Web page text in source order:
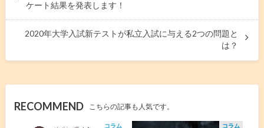
ケート結果を発表します！
2020年大学入試新テストが私立入試に与える2つの問題と
は？
RECOMMEND こちらの記事も人気です。
コラム コラム